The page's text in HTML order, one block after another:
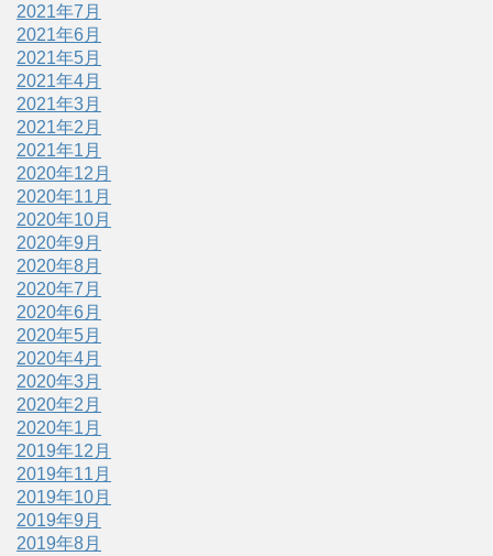
2021年7月
2021年6月
2021年5月
2021年4月
2021年3月
2021年2月
2021年1月
2020年12月
2020年11月
2020年10月
2020年9月
2020年8月
2020年7月
2020年6月
2020年5月
2020年4月
2020年3月
2020年2月
2020年1月
2019年12月
2019年11月
2019年10月
2019年9月
2019年8月